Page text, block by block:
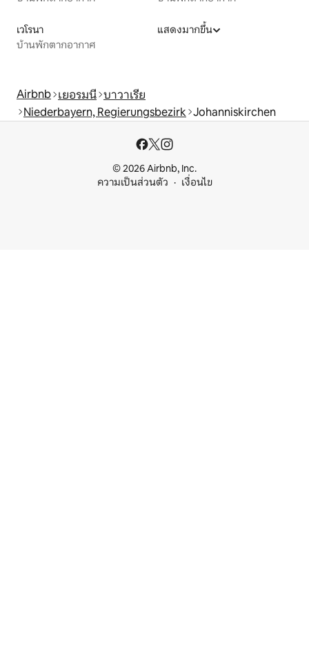
เวโรนา
บ้านพักตากอากาศ
แสดงมากขึ้น
Airbnb เยอรมนี บาวาเรีย
Niederbayern, Regierungsbezirk Johanniskirchen
© 2026 Airbnb, Inc.
ความเป็นส่วนตัว
เงื่อนไข